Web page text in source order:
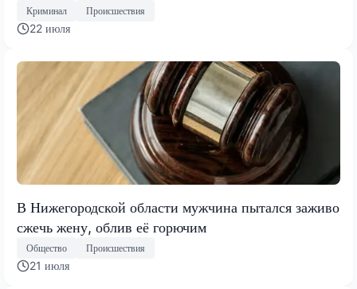
Криминал Происшествия
22 июля
В Нижегородской области мужчина пытался заживо
сжечь жену, облив её горючим
Общество Происшествия
21 июля